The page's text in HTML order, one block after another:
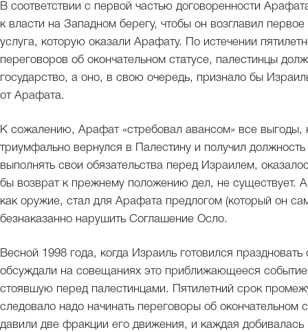
В соответствии с первой частью договоренности
к власти на Западном берегу, чтобы он возглавил
услуга, которую оказали Арафату. По истечении
переговоров об окончательном статусе, палестинцы
государство, а оно, в свою очередь, признало бы
от Арафата.
К сожалению, Арафат «стребовал авансом» все выгоды,
триумфально вернулся в Палестину и получил
выполнять свои обязательства перед Израилем,
бы возврат к прежнему положению дел, не существует.
как оружие, стал для Арафата предлогом (который он
безнаказанно нарушить Соглашение Осло.
Весной 1998 года, когда Израиль готовился
обсуждали на совещаниях это приближающееся
стоявшую перед палестинцами. Пятилетний срок
следовало надо начинать переговоры об
давили две фракции его движения, и каждая